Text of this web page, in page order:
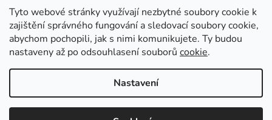
Tyto webové stránky využívají nezbytné soubory cookie k
zajištění správného fungování a sledovací soubory cookie,
abychom pochopili, jak s nimi komunikujete. Ty budou
nastaveny až po odsouhlasení souborů cookie.
Nastavení
info@zemetvoreni.cz Míša:605 077 705
Adél:775 683 521
Zemětvoření
Vytvořil Shoptet